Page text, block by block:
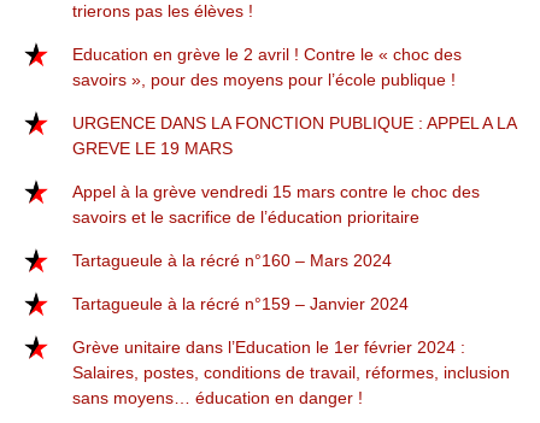
trierons pas les élèves !
Education en grève le 2 avril ! Contre le « choc des
savoirs », pour des moyens pour l’école publique !
URGENCE DANS LA FONCTION PUBLIQUE : APPEL A LA
GREVE LE 19 MARS
Appel à la grève vendredi 15 mars contre le choc des
savoirs et le sacrifice de l’éducation prioritaire
Tartagueule à la récré n°160 – Mars 2024
Tartagueule à la récré n°159 – Janvier 2024
Grève unitaire dans l’Education le 1er février 2024 :
Salaires, postes, conditions de travail, réformes, inclusion
sans moyens… éducation en danger !